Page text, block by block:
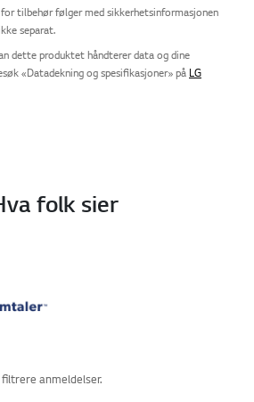
tilbehør følger med sikkerhetsinformasjonen
separat.
dette produktet håndterer data og dine
«Datadekning og spesifikasjoner» på LG
folk sier